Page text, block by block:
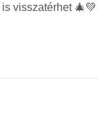
is visszatérhet 🎄💚